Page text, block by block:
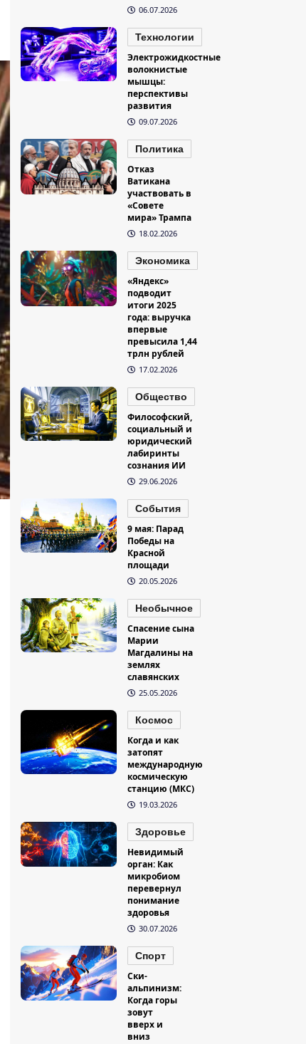
06.07.2026
Технологии
Электрожидкостные
волокнистые
мышцы:
перспективы
развития
09.07.2026
Политика
Отказ
Ватикана
участвовать в
«Совете
мира» Трампа
18.02.2026
Экономика
«Яндекс»
подводит
итоги 2025
года: выручка
впервые
превысила 1,44
трлн рублей
17.02.2026
Общество
Философский,
социальный и
юридический
лабиринты
сознания ИИ
29.06.2026
События
9 мая: Парад
Победы на
Красной
площади
20.05.2026
Необычное
Спасение сына
Марии
Магдалины на
землях
славянских
25.05.2026
Космос
Когда и как
затопят
международную
космическую
станцию (МКС)
19.03.2026
Здоровье
Невидимый
орган: Как
микробиом
перевернул
понимание
здоровья
30.07.2026
Спорт
Ски-
альпинизм:
Когда горы
зовут
вверх и
вниз